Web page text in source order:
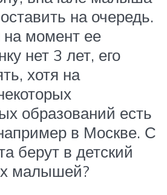
на очередь.
момент ее
нет 3 лет, его
хотя на
образований есть
в Москве. С
берут в детский
малышей?